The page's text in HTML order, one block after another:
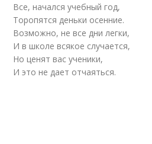
Все, начался учебный год,
Торопятся деньки осенние.
Возможно, не все дни легки,
И в школе всякое случается,
Но ценят вас ученики,
И это не дает отчаяться.